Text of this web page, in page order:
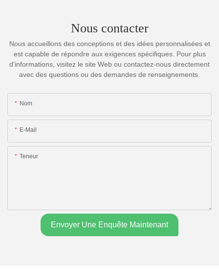
Nous contacter
Nous accueillons des conceptions et des idées personnalisées et
est capable de répondre aux exigences spécifiques. Pour plus
d'informations, visitez le site Web ou contactez-nous directement
avec des questions ou des demandes de renseignements.
Nom
E-Mail
Teneur
Envoyer Une Enquête Maintenant